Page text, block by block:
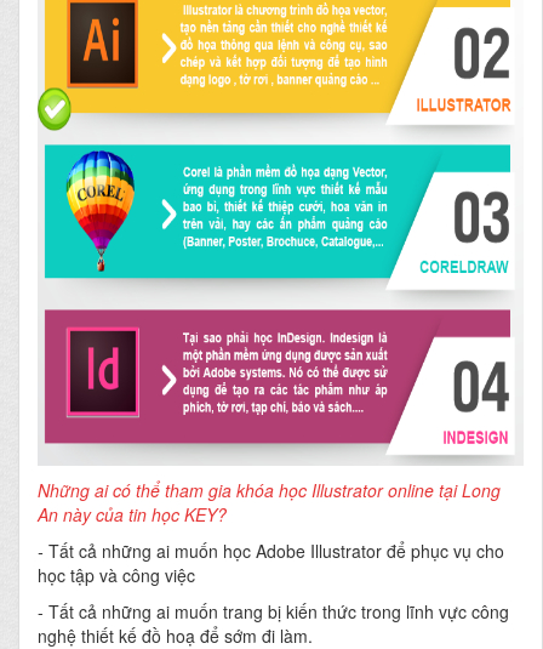
Những ai có thể tham gia khóa học Illustrator online tại Long
An này của tin học KEY?
- Tất cả những ai muốn học Adobe Illustrator để phục vụ cho
học tập và công việc
- Tất cả những ai muốn trang bị kiến thức trong lĩnh vực công
nghệ thiết kế đồ hoạ để sớm đi làm.